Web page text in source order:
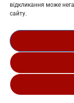
відкликання може
сайту.
© 1995-2026 РК
РЕДАКЦІЙНИЙ
СТРУКТУРА